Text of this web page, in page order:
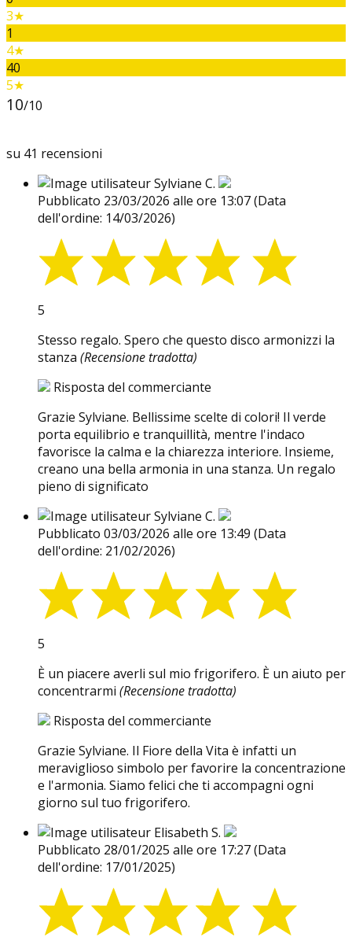
3★
1
4★
40
5★
10/10
su 41 recensioni
Sylviane C.
Pubblicato 23/03/2026 alle ore 13:07(Data
dell'ordine: 14/03/2026)
5
Stesso regalo. Spero che questo disco armonizzi la
stanza (Recensione tradotta)
Risposta del commerciante
Grazie Sylviane. Bellissime scelte di colori! Il verde
porta equilibrio e tranquillità, mentre l'indaco
favorisce la calma e la chiarezza interiore. Insieme,
creano una bella armonia in una stanza. Un regalo
pieno di significato
Sylviane C.
Pubblicato 03/03/2026 alle ore 13:49 (Data
dell'ordine: 21/02/2026)
5
È un piacere averli sul mio frigorifero. È un aiuto per
concentrarmi (Recensione tradotta)
Risposta del commerciante
Grazie Sylviane. Il Fiore della Vita è infatti un
meraviglioso simbolo per favorire la concentrazione
e l'armonia. Siamo felici che ti accompagni ogni
giorno sul tuo frigorifero.
Elisabeth S.
Pubblicato 28/01/2025 alle ore 17:27(Data
dell'ordine: 17/01/2025)